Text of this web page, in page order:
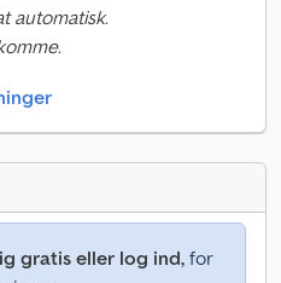
automatisk.
gratis eller log ind,for